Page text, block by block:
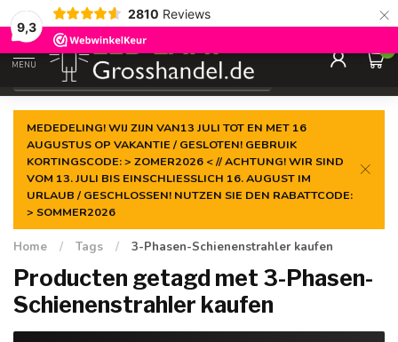
9,3
2810 Reviews ×
Gegarandeerde delaagste prijs
MENU
0
MEDEDELING! WIJ ZIJN VAN13 JULI TOT EN MET 16
AUGUSTUS OP VAKANTIE / GESLOTEN! GEBRUIK
KORTINGSCODE: > ZOMER2026 < // ACHTUNG! WIR SIND
VOM 13. JULI BIS EINSCHLIESSLICH 16. AUGUST IM
URLAUB / GESCHLOSSEN! NUTZEN SIE DEN RABATTCODE:
> SOMMER2026
Home / Tags / 3-Phasen-Schienenstrahler kaufen
Producten getagd met 3-Phasen-
Schienenstrahler kaufen